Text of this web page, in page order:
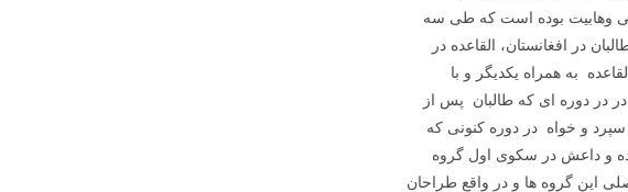
وهابیت بوده است که طی سه
در افغانستان، القاعده در
به همراه یکدیگر و با
در دوره ای که طالبان پس از
سپرد و خواه در دوره کنونی که
شده و داعش در سکوی اول گروه
این گروه ها و در واقع طراحان